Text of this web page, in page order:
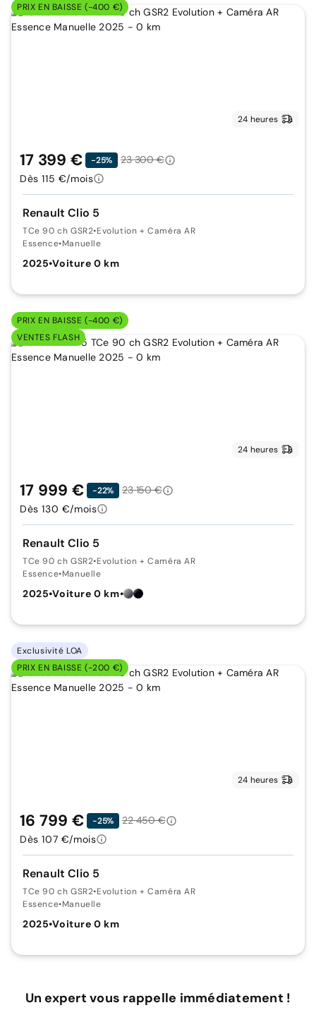
PRIX EN BAISSE (-400 €)
24 heures
Renault Clio 5
TCe 90 ch GSR2•Evolution + Caméra AR
Essence•Manuelle
2025•Voiture 0 km
17 399 € -25%
23 300 €
Dès 115 €/mois
PRIX EN BAISSE (-400 €)
VENTES FLASH
24 heures
Renault Clio 5
TCe 90 ch GSR2•Evolution + Caméra AR
Essence•Manuelle
2025•Voiture 0 km•
17 999 € -22%
23 150 €
Dès 130 €/mois
Exclusivité LOA
PRIX EN BAISSE (-200 €)
24 heures
Renault Clio 5
TCe 90 ch GSR2•Evolution + Caméra AR
Essence•Manuelle
2025•Voiture 0 km
16 799 € -25%
22 450 €
Dès 107 €/mois
Un expert vous rappelle immédiatement !